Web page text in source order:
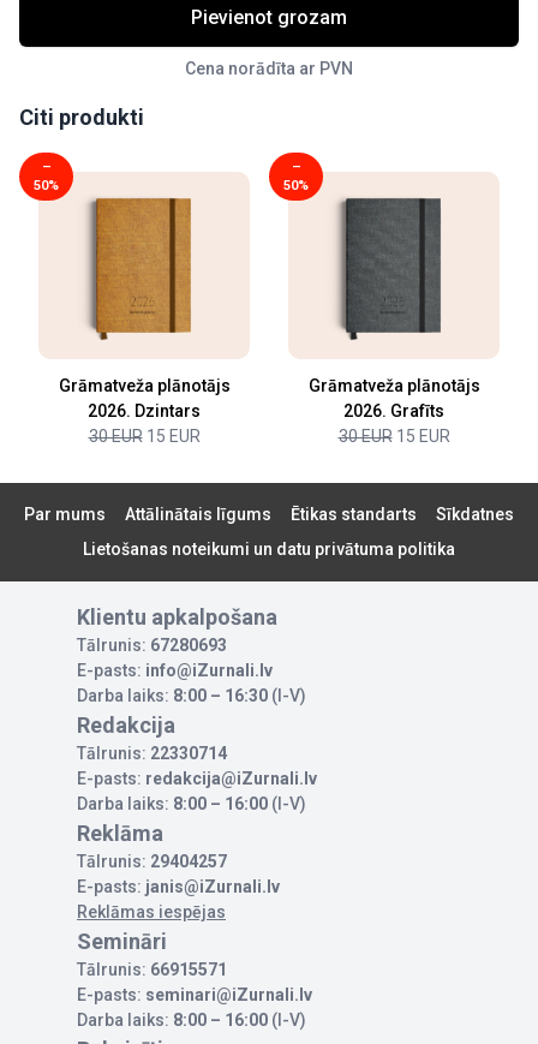
Pievienot grozam
Cena norādīta ar PVN
Citi produkti
–
50%
Grāmatveža plānotājs
2026. Dzintars
30 EUR15 EUR
–
50%
Grāmatveža plānotājs
2026. Grafīts
30 EUR15 EUR
Par mums Attālinātais līgums Ētikas standarts
Sīkdatnes
Lietošanas noteikumi un datu privātuma politika
Klientu apkalpošana
Tālrunis: 67280693
E-pasts: info@iZurnali.lv
Darba laiks: 8:00 – 16:30 (I-V)
Redakcija
Tālrunis: 22330714
E-pasts: redakcija@iZurnali.lv
Darba laiks: 8:00 – 16:00 (I-V)
Reklāma
Tālrunis: 29404257
E-pasts: janis@iZurnali.lv
Reklāmas iespējas
Semināri
Tālrunis: 66915571
E-pasts: seminari@iZurnali.lv
Darba laiks: 8:00 – 16:00 (I-V)